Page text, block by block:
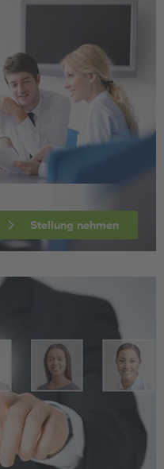
Stellung nehmen